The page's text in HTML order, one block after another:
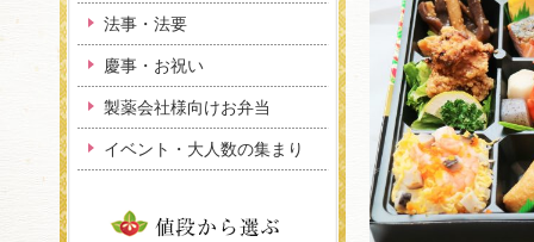
法事・法要
慶事・お祝い
製薬会社様向けお弁当
イベント・大人数の集まり